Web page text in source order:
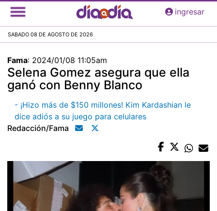
Pasar
al
principal
ingresar
SABADO 08 DE AGOSTO DE 2026
Fama: 2024/01/08 11:05am
Selena Gomez asegura que ella
ganó con Benny Blanco
- ¡Hizo más de $150 millones! Kim Kardashian le
dice adiós a su juego para celulares
Redacción/fama